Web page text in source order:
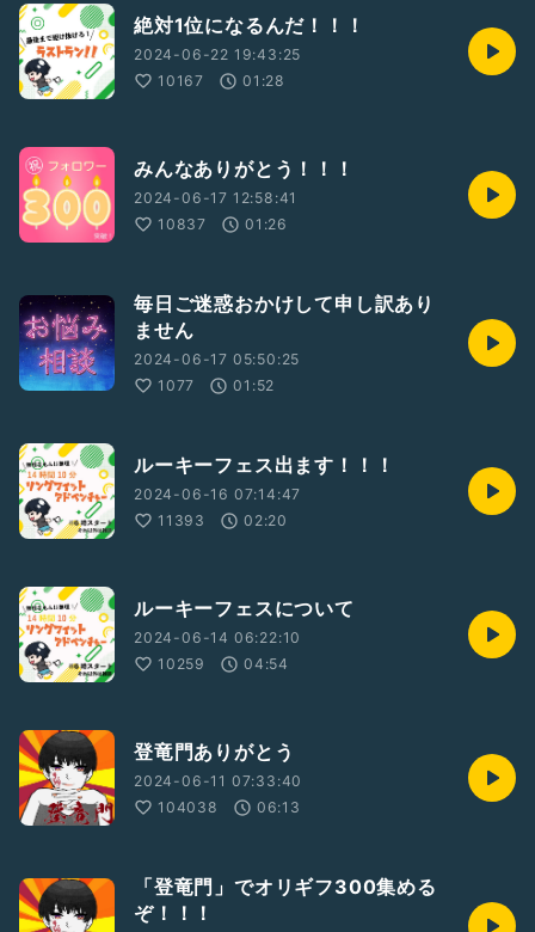
絶対1位になるんだ！！！
2024-06-22 19:43:25
10167
01:28
みんなありがとう！！！
2024-06-17 12:58:41
10837
01:26
毎日ご迷惑おかけして申し訳あり
ません
2024-06-17 05:50:25
1077
01:52
ルーキーフェス出ます！！！
2024-06-16 07:14:47
11393
02:20
ルーキーフェスについて
2024-06-14 06:22:10
10259
04:54
登竜門ありがとう
2024-06-11 07:33:40
104038
06:13
「登竜門」でオリギフ300集める
ぞ！！！